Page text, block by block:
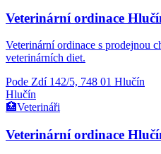
Veterinární ordinace
Veterinární ordinace s prodejnou
veterinárních diet.
Pode Zdí 142/5, 748 01 Hlučín
Hlučín
🏥Veterináři
Veterinární ordinace